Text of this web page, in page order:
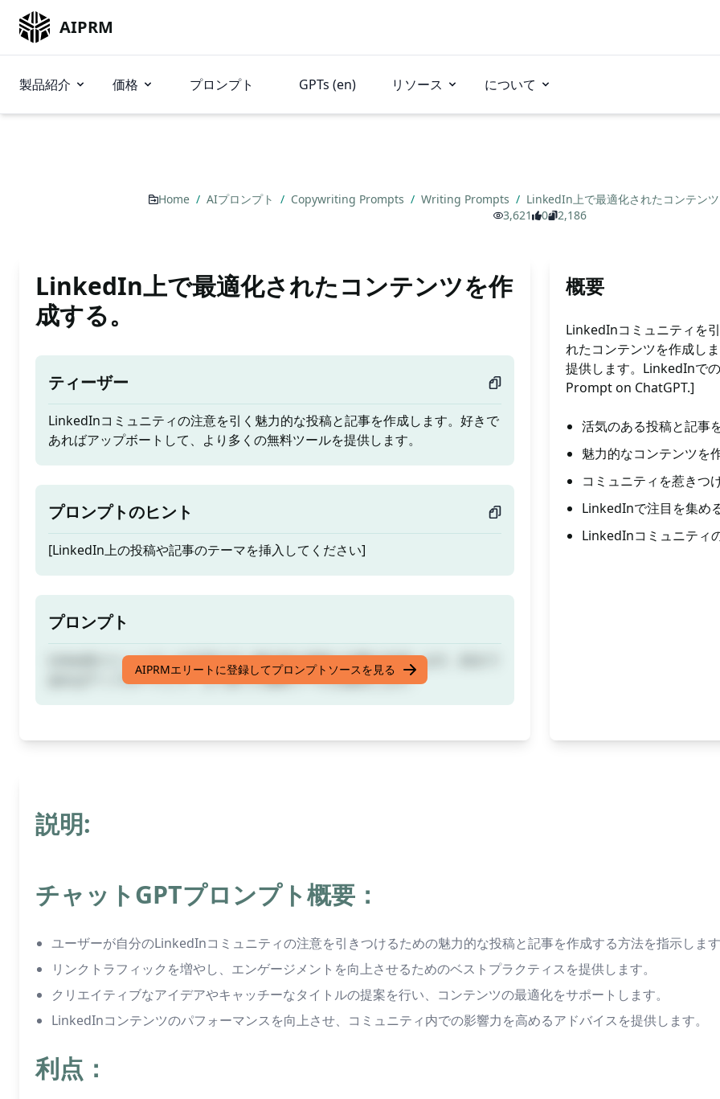
AIPRM
製品紹介 価格 プロンプト GPTs (en) リソース について
Home / AIプロンプト / Copywriting Prompts / Writing Prompts / LinkedIn上で最適化されたコンテン
3,621
0 2,186
LinkedIn上で最適化されたコンテンツを作
成する。
ティーザー
LinkedInコミュニティの注意を引く魅力的な投稿と記事を作成します。好きで
あればアップボートして、より多くの無料ツールを提供します。
プロンプトのヒント
[LinkedIn上の投稿や記事のテーマを挿入してください]
プロンプト
LinkedInコミュニティの注意を引く魅力的な投稿と記事を作成します。好きで
あればアップボートして、より多くの無料ツールを提供します。
AIPRMエリートに登録してプロンプトソースを見る
概要
LinkedInコミュニティを
れたコンテンツを作成し
提供します。LinkedInで
Prompt on ChatGPT.]
活気のある投稿と記事
魅力的なコンテンツを
コミュニティを惹きつ
LinkedInで注目を集め
LinkedInコミュニティ
説明:
チャットGPTプロンプト概要：
ユーザーが自分のLinkedInコミュニティの注意を引きつけるための魅力的な投稿と記事を作成する方法を指示しま
リンクトラフィックを増やし、エンゲージメントを向上させるためのベストプラクティスを提供します。
クリエイティブなアイデアやキャッチーなタイトルの提案を行い、コンテンツの最適化をサポートします。
LinkedInコンテンツのパフォーマンスを向上させ、コミュニティ内での影響力を高めるアドバイスを提供します。
利点：